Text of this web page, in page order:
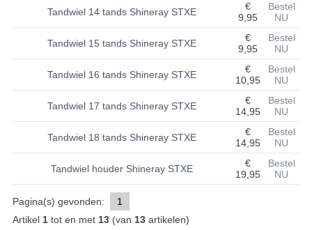
BRANDSTOF SYSTEEM
ELEKTRONICA
KABELS
KAPPEN EN FRAME
KETTING EN TANDWIELEN
KOEL SYSTEEM
REM SYSTEEM
Tandwiel 14 tands Shineray STXE
€
9,95
Bestel
NU
Tandwiel 15 tands Shineray STXE
€
9,95
Bestel
NU
Tandwiel 16 tands Shineray STXE
€
10,95
Bestel
NU
Tandwiel 17 tands Shineray STXE
€
14,95
Bestel
NU
Tandwiel 18 tands Shineray STXE
€
14,95
Bestel
NU
Tandwiel houder Shineray STXE
€
19,95
Bestel
NU
Pagina(s) gevonden:
1
Artikel 1tot en met 13(van 13artikelen)